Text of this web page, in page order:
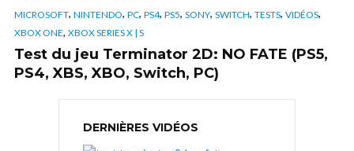
MICROSOFT, NINTENDO, PC, PS4, PS5, SONY, SWITCH, TESTS, VIDÉOS,
XBOX ONE, XBOX SERIES X | S
Test du jeu Terminator 2D: NO FATE (PS5,
PS4, XBS, XBO, Switch, PC)
DERNIÈRES VIDÉOS